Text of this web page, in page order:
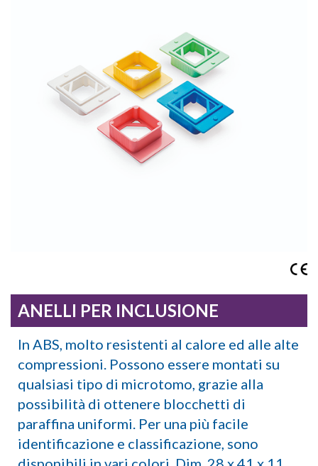
ANELLI PER INCLUSIONE
In ABS, molto resistenti al calore ed alle alte
compressioni. Possono essere montati su
qualsiasi tipo di microtomo, grazie alla
possibilità di ottenere blocchetti di
paraffina uniformi. Per una più facile
identificazione e classificazione, sono